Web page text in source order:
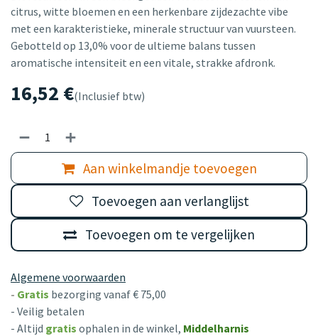
citrus, witte bloemen en een herkenbare zijdezachte vibe
met een karakteristieke, minerale structuur van vuursteen.
Gebotteld op 13,0% voor de ultieme balans tussen
aromatische intensiteit en een vitale, strakke afdronk.
16,52 €(Inclusief btw)
Aan winkelmandje toevoegen
Toevoegen om te vergelijken
Toevoegen aan verlanglijst
Algemene voorwaarden
- Gratis bezorging vanaf € 75,00
- Veilig betalen
- Altijd gratis ophalen in de winkel, Middelharnis